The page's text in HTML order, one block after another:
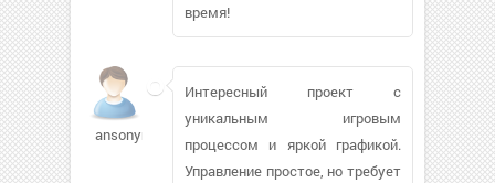
время!
ansonyml
Интересный проект с
уникальным игровым
процессом и яркой графикой.
Управление простое, но требует